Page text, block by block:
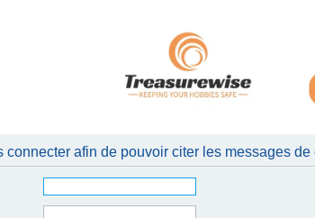
connecter afin de pouvoir citer les messages de